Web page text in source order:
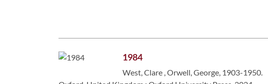
1984
West, Clare ,Orwell, George, 1903-1950.